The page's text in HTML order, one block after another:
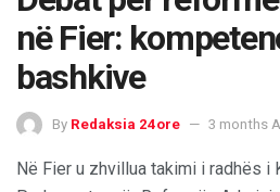
në Fier:
bashkive
By Redaksia 24ore 3 months
Në Fier u zhvillua takimi i radhës